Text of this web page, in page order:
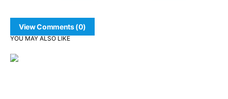
View Comments (0)
YOU MAY ALSO LIKE